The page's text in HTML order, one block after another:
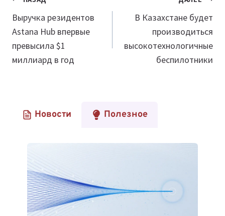
по
записям
Выручка резидентов
Astana Hub впервые
превысила $1
миллиард в год
В Казахстане будет
производиться
высокотехнологичные
беспилотники
Новости Полезное